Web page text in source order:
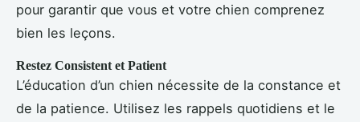
pour garantir que vous et votre chien comprenez
bien les leçons.
Restez Consistent et Patient
L’éducation d’un chien nécessite de la constance et
de la patience. Utilisez les rappels quotidiens et le